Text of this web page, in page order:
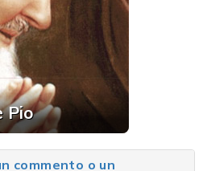
Pio
commento o un